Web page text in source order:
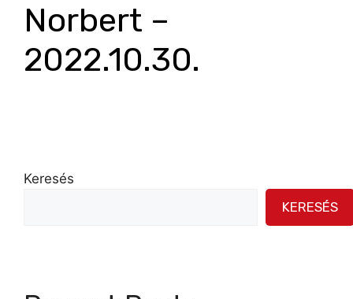
Norbert –
2022.10.30.
Keresés
KERESÉS